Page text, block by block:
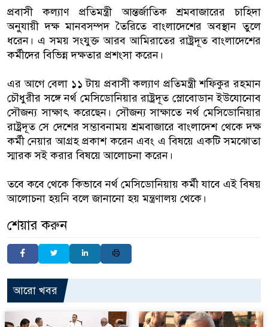
প্রবাসী কল্যাণ প্রতিমন্ত্রী আন্তর্জাতিক শ্রমবাজারের চাহিদা
অনুযায়ী দক্ষ মানবসম্পদ তৈরিতে বাংলাদেশের অবস্থান তুলে
ধরেন। এ সময় সংযুক্ত আরব আমিরাতের রাষ্ট্রদূত বাংলাদেশের
কর্মীদের বিভিন্ন দক্ষতার প্রশংসা করেন।
এর আগে বেলা ১১ টায় প্রবাসী কল্যাণ প্রতিমন্ত্রী শফিকুর রহমান
চৌধুরীর সঙ্গে নর্থ মেসিডোনিয়ার রাষ্ট্রদূত স্লোবোডান ইউযোনোব
সৌজন্য সাক্ষাৎ করেছেন। সৌজন্য সাক্ষাতে নর্থ মেসিডোনিয়ার
রাষ্ট্রদূত সে দেশের সম্ভাবনাময় শ্রমবাজারে বাংলাদেশ থেকে দক্ষ
কর্মী নেয়ার আগ্রহ প্রকাশ করেন এবং এ বিষয়ে একটি সমঝোতা
স্মারক সই করার বিষয়ে আলোচনা করেন।
তবে কবে থেকে কিভাবে নর্থ মেসিডোনিয়ায় কর্মী যাবে এই বিষয়
আলোচনা হয়নি বলে জানানো হয় মন্ত্রণালয় থেকে।
শেয়ার করুন
আরো খবর